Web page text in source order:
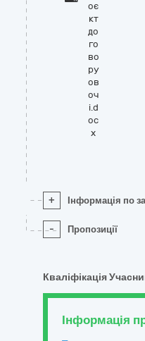
оє
кт
до
го
во
ру
ов
оч
і.d
oc
x
+ Інформація по
- Пропозиції
Кваліфікація
Інформація